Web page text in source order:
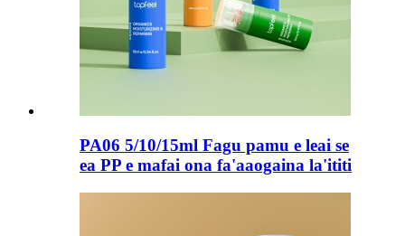
PA06 5/10/15ml Fagu pamu e leai se
ea PP e mafai ona fa'aaogaina la'ititi